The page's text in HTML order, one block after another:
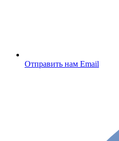
Отправить нам Email